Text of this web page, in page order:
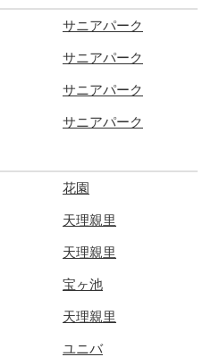
サニアパーク
サニアパーク
サニアパーク
サニアパーク
花園
天理親里
天理親里
宝ヶ池
天理親里
ユニバ